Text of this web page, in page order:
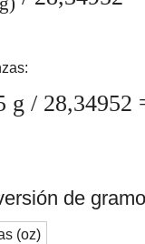
g / 28,34952
de
(oz)